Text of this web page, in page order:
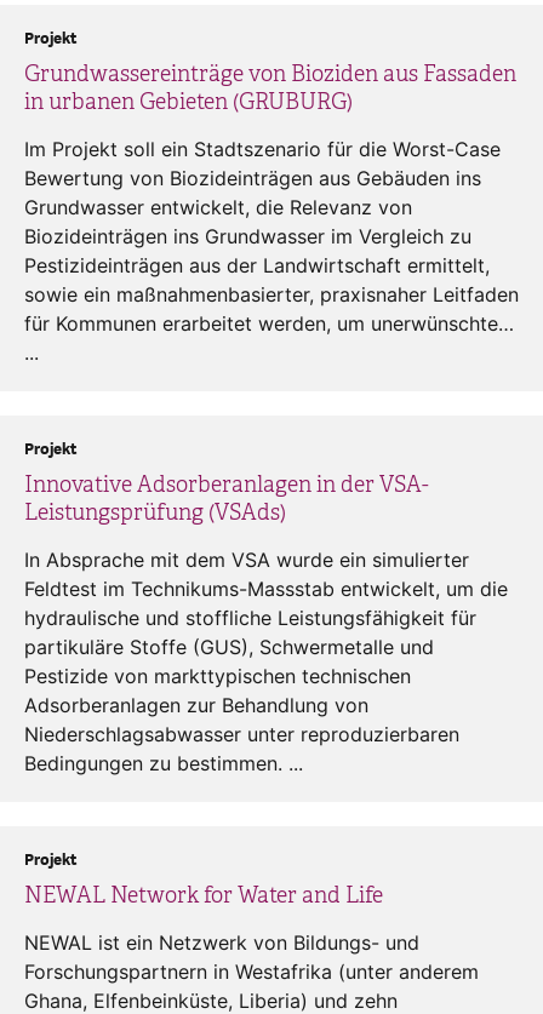
Grundwassereinträge von Bioziden aus Fassaden
in urbanen Gebieten (GRUBURG)
Projekt
Im Projekt soll ein Stadtszenario für die Worst-Case
Bewertung von Biozideinträgen aus Gebäuden ins
Grundwasser entwickelt, die Relevanz von
Biozideinträgen ins Grundwasser im Vergleich zu
Pestizideinträgen aus der Landwirtschaft ermittelt,
sowie ein maßnahmenbasierter, praxisnaher Leitfaden
für Kommunen erarbeitet werden, um unerwünschte…
...
Innovative Adsorberanlagen in der VSA-
Leistungsprüfung (VSAds)
Projekt
In Absprache mit dem VSA wurde ein simulierter
Feldtest im Technikums-Massstab entwickelt, um die
hydraulische und stoffliche Leistungsfähigkeit für
partikuläre Stoffe (GUS), Schwermetalle und
Pestizide von markttypischen technischen
Adsorberanlagen zur Behandlung von
Niederschlagsabwasser unter reproduzierbaren
Bedingungen zu bestimmen. ...
NEWAL Network for Water and Life
Projekt
NEWAL ist ein Netzwerk von Bildungs- und
Forschungspartnern in Westafrika (unter anderem
Ghana, Elfenbeinküste, Liberia) und zehn